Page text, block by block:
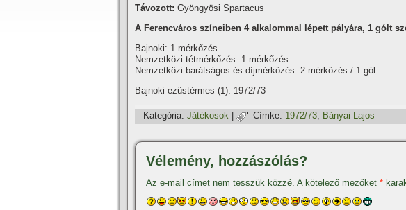
Távozott: Gyöngyösi Spartacus
A Ferencváros szí­neiben 4 alkalommal lépett pályára, 1 gólt
Bajnoki: 1 mérkőzés
Nemzetközi tétmérkőzés: 1 mérkőzés
Nemzetközi barátságos és dí­jmérkőzés: 2 mérkőzés / 1 gól
Bajnoki ezüstérmes (1): 1972/73
Kategória: Játékosok Címke: 1972/73, Bányai Lajos
Vélemény, hozzászólás?
Az e-mail címet nem tesszük közzé. A kötelező mezőket *